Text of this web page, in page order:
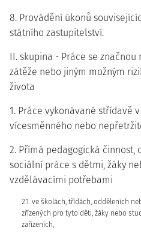
8. Provádění úkonů
státního zastupitelství.
II. skupina - Práce se
zátěže nebo jiným možným
života
1. Práce vykonávané střídavě
vícesměnného nebo
2. Přímá pedagogická činnost,
sociální práce s dětmi, žáky
vzdělávacími potřebami
2.1. ve školách, třídách, odděleních
zřízených pro tyto děti, žáky nebo
zařízeních,